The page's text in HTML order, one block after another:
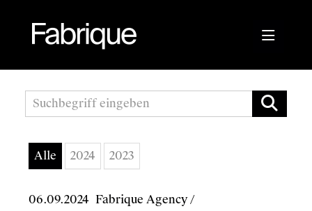
Pressemitteilungen
Fabrique Agency
Kwizda APOScout
Bioblo
Alle 2024 2023
06.09.2024 Fabrique Agency/